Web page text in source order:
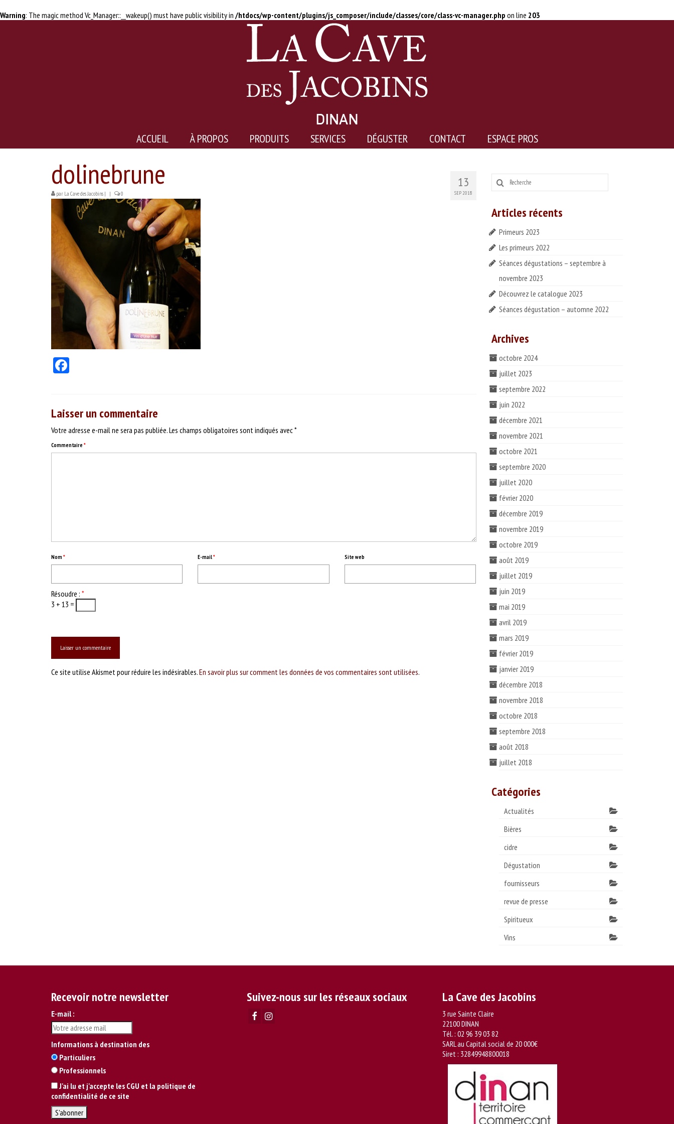
Warning: The magic method Vc_Manager::__wakeup() must have public visibility in /htdocs/wp-content/plugins/js_composer/include/classes/core/class-vc-manager.php on line 203
ACCUEIL À PROPOS PRODUITS SERVICES DÉGUSTER CONTACT ESPACE PROS
13
SEP 2018
dolinebrune
par La Cave des Jacobins | | 0
Laisser un commentaire
Votre adresse e-mail ne sera pas publiée.Les champs obligatoires sont indiqués avec*
Commentaire *
Nom * E-mail* Site web
Résoudre : *
3 + 13 =
Ce site utilise Akismet pour réduire les indésirables.En savoir plus sur comment les données de vos commentaires sont utilisées.
Rechercher
:
Articles récents
Primeurs 2023
Les primeurs 2022
Séances dégustations – septembre à
novembre 2023
Découvrez le catalogue 2023
Séances dégustation – automne 2022
Archives
octobre 2024
juillet 2023
septembre 2022
juin 2022
décembre 2021
novembre 2021
octobre 2021
septembre 2020
juillet 2020
février 2020
décembre 2019
novembre 2019
octobre 2019
août 2019
juillet 2019
juin 2019
mai 2019
avril 2019
mars 2019
février 2019
janvier 2019
décembre 2018
novembre 2018
octobre 2018
septembre 2018
août 2018
juillet 2018
Catégories
Actualités
Bières
cidre
Dégustation
fournisseurs
revue de presse
Spiritueux
Vins
Recevoir notre newsletter
E-mail :
Informations à destination des
Particuliers
Professionnels
J'ai lu et j'accepte les CGU et la politique de
confidentialité de ce site
Suivez-nous sur les réseaux sociaux La Cave des Jacobins
3 rue Sainte Claire
22100 DINAN
Tél. : 02 96 39 03 82
SARL au Capital social de 20 000€
Siret : 32849948800018